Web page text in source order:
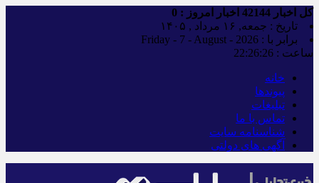
کل اخبار اخبار امروز : 0
تاریخ : جمعه, ۱۶ مرداد , ۱۴۰۵
برابر با : Friday - 7 - August - 2026
ساعت : 22:26:27
خانه
پیوندها
تبلیغات
تماس با ما
شناسنامه سایت
آگهی های دولتی